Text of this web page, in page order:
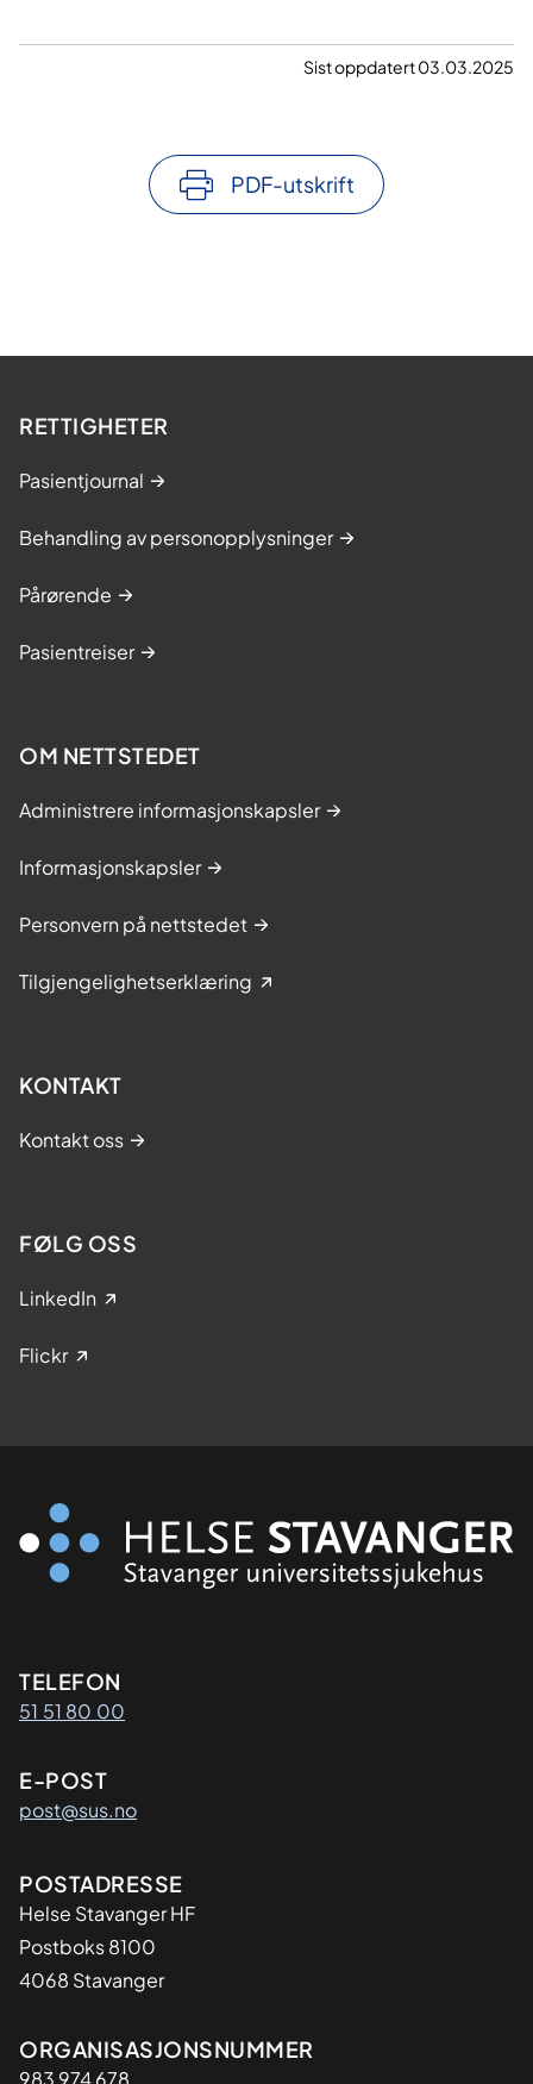
Sist oppdatert 03.03.2025
PDF-utskrift
RETTIGHETER
Pasientjournal
Behandling av personopplysninger
Pårørende
Pasientreiser
OM NETTSTEDET
Administrere informasjonskapsler
Informasjonskapsler
Personvern på nettstedet
Tilgjengelighetserklæring
KONTAKT
Kontakt oss
FØLG OSS
LinkedIn
Flickr
Kontaktinformasjon
TELEFON
51 51 80 00
E-POST
post@sus.no
Adresse
POSTADRESSE
Helse Stavanger HF
Postboks 8100
4068 Stavanger
Organisasjon
ORGANISASJONSNUMMER
983 974 678